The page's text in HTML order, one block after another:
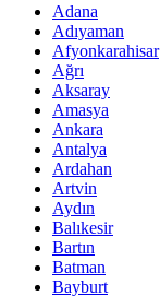
Adana
Adıyaman
Afyonkarahisar
Ağrı
Aksaray
Amasya
Ankara
Antalya
Ardahan
Artvin
Aydın
Balıkesir
Bartın
Batman
Bayburt